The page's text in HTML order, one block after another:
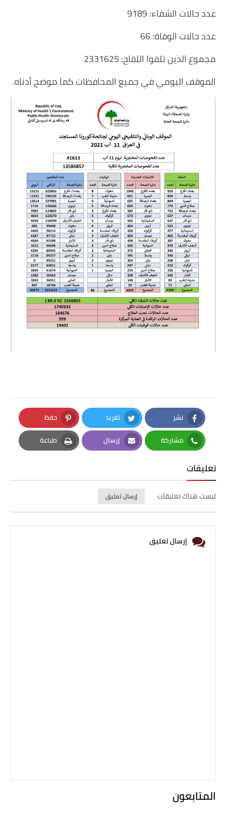
عدد حالات الشفاء: 9189
عدد حالات الوفاة: 66
مجموع الذين تلقوا اللقاح: 2331625
الموقف اليومي في جميع المحافظات كما موضح أدناه.
نشر
Facebook
تغريد
Twitter
حفظ
Pinterest
مشاركة
Whatsapp
إرسال
Email
طباعة
Print
تعليقات
ليست هناك تعليقات إرسال تعليق
إرسال تعليق
المتابعون